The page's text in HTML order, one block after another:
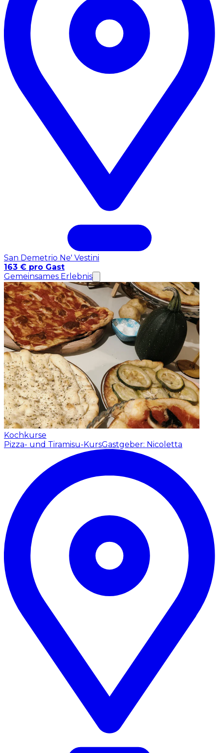
San Demetrio Ne' Vestini
163 € pro Gast
Gemeinsames Erlebnis
Kochkurse
Pizza- und Tiramisu-KursGastgeber: Nicoletta